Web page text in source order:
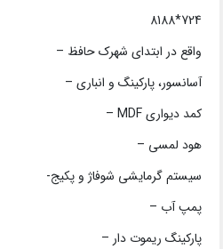
724*8188
واقع در ابتدای شهرک حافظ –
آسانسور، پارکینگ و انباری –
کمد دیواری MDF –
هود لمسی –
سیستم گرمایشی شوفاژ و پکیج-
پمپ آب –
پارکینگ ریموت دار –